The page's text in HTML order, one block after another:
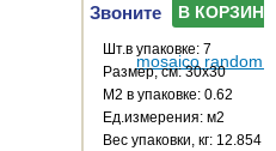
Звоните В КОРЗИНУ
Шт.в упаковке: 7
Размер, см: 30x30
М2 в упаковке: 0.62
Ед.измерения: м2
Веc упаковки, кг: 12.854